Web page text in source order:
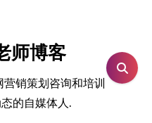
师博客
销策划咨询和培训
的自媒体人.